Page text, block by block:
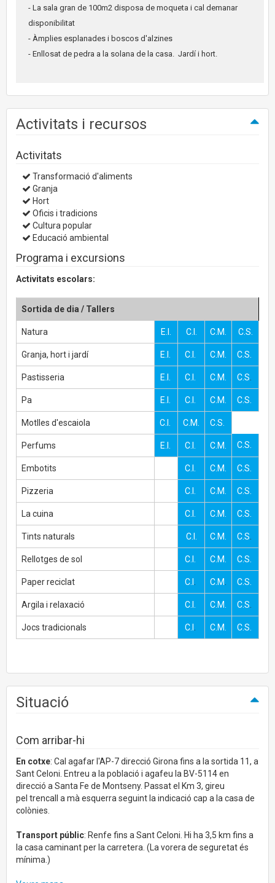
- La sala gran de 100m2 disposa de moqueta i cal demanar
disponibilitat
- Àmplies esplanades i boscos d'alzines
- Enllosat de pedra a la solana de la casa. Jardí i hort.
Activitats i recursos
Activitats
Transformació d'aliments
Granja
Hort
Oficis i tradicions
Cultura popular
Educació ambiental
Programa i excursions
Activitats escolars:
Sortida de dia / Tallers
Natura E.I. C.I. C.M. C.S.
Granja, hort i jardí E.I. C.I. C.M. C.S.
Pastisseria E.I. C.I. C.M. C.S.
Pa E.I. C.I. C.M. C.S.
Motlles d'escaiola C.I. C.M. C.S.
Perfums E.I. C.I. C.M. C.S.
Embotits C.I. C.M. C.S.
Pizzeria C.I. C.M. C.S.
La cuina C.I. C.M. C.S.
Tints naturals C.I. C.M. C.S.
Rellotges de sol C.I. C.M. C.S.
Paper reciclat C.I . C.M. C.S.
Argila i relaxació C.I. C.M. C.S.
Jocs tradicionals C.I . C.M. C.S.
Situació
Com arribar-hi
En cotxe: Cal agafar l'AP-7 direcció Girona fins a la sortida 11, a
Sant Celoni. Entreu a la població i agafeu la BV-5114 en
direcció a Santa Fe de Montseny. Passat el Km 3, gireu
pel trencall a mà esquerra seguint la indicació cap a la casa de
colònies.
Transport públic: Renfe fins a Sant Celoni. Hi ha 3,5 km fins a
la casa caminant per la carretera. (La vorera de seguretat és
mínima.)